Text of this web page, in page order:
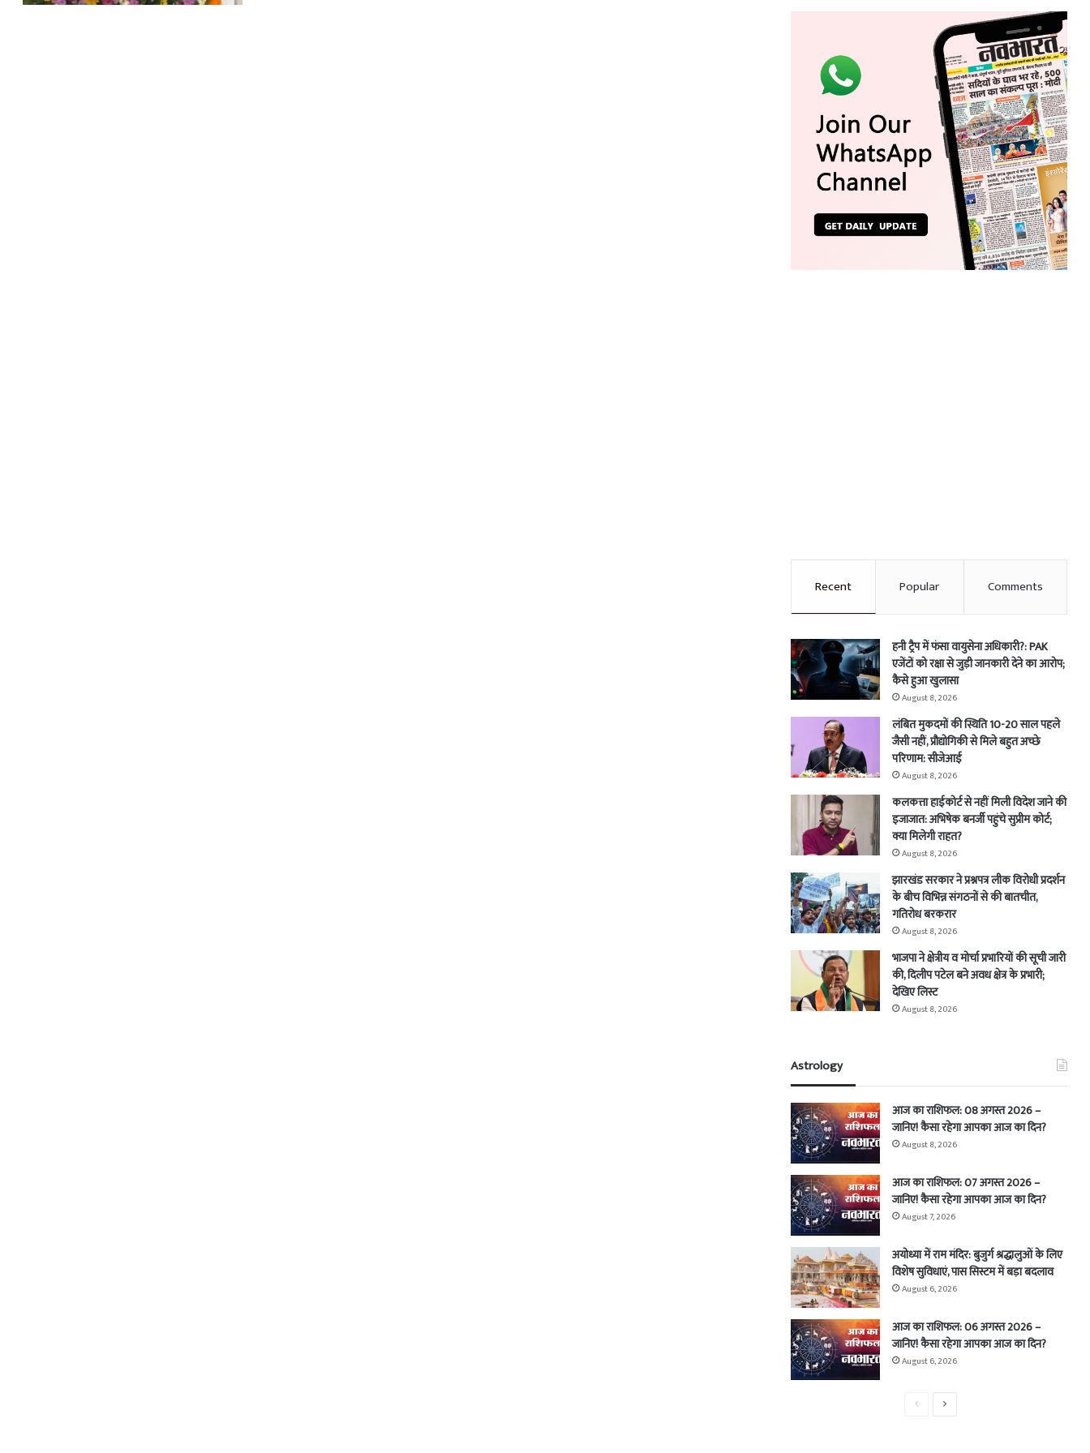
Recent Popular Comments
हनी ट्रैप में फंसा वायुसेना अधिकारी?: PAK
एजेंटों को रक्षा से जुड़ी जानकारी देने का आरोप;
कैसे हुआ खुलासा
August 8, 2026
लंबित मुकदमों की स्थिति 10-20 साल पहले
जैसी नहीं, प्रौद्योगिकी से मिले बहुत अच्छे
परिणाम: सीजेआई
August 8, 2026
कलकत्ता हाईकोर्ट से नहीं मिली विदेश जाने की
इजाजात: अभिषेक बनर्जी पहुंचे सुप्रीम कोर्ट;
क्या मिलेगी राहत?
August 8, 2026
झारखंड सरकार ने प्रश्नपत्र लीक विरोधी प्रदर्शन
के बीच विभिन्न संगठनों से की बातचीत,
गतिरोध बरकरार
August 8, 2026
भाजपा ने क्षेत्रीय व मोर्चा प्रभारियों की सूची जारी
की, दिलीप पटेल बने अवध क्षेत्र के प्रभारी;
देखिए लिस्ट
August 8, 2026
Astrology
आज का राशिफल: 08 अगस्त 2026 –
जानिए! कैसा रहेगा आपका आज का दिन?
August 8, 2026
आज का राशिफल: 07 अगस्त 2026 –
जानिए! कैसा रहेगा आपका आज का दिन?
August 7, 2026
अयोध्या में राम मंदिर: बुजुर्ग श्रद्धालुओं के लिए
विशेष सुविधाएं, पास सिस्टम में बड़ा बदलाव
August 6, 2026
आज का राशिफल: 06 अगस्त 2026 –
जानिए! कैसा रहेगा आपका आज का दिन?
August 6, 2026
PreviousNext